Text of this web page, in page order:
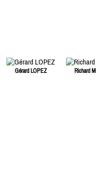
Gérard LOPEZ Richard